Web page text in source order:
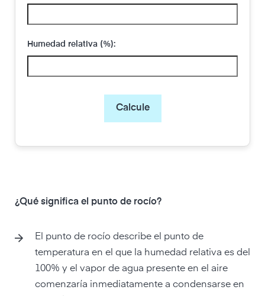
Humedad relativa (%):
Calcule
¿Qué significa el punto de rocío?
El punto de rocío describe el punto de
temperatura en el que la humedad relativa es del
100% y el vapor de agua presente en el aire
comenzaría inmediatamente a condensarse en